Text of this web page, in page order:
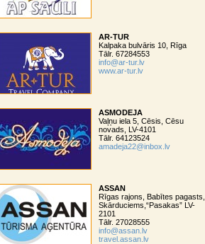
AR-TUR
Kalpaka bulvāris 10, Rīga
Tālr. 67284553
info@ar-tur.lv
www.ar-tur.lv
ASMODEJA
Vaļņu iela 5, Cēsis, Cēsu
novads, LV-4101
Tālr. 64123524
amadeja22@inbox.lv
ASSAN
Rīgas rajons, Babītes pagasts,
Skārduciems,“Pasakas” LV-
2101
Tālr. 27028555
info@assan.lv
travel.assan.lv